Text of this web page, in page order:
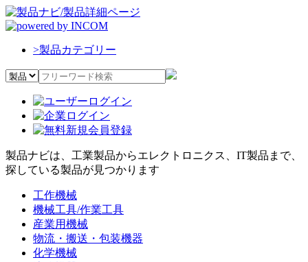
>製品カテゴリー
製品ナビは、工業製品からエレクトロニクス、IT製品まで、
探している製品が見つかります
工作機械
機械工具/作業工具
産業用機械
物流・搬送・包装機器
化学機械